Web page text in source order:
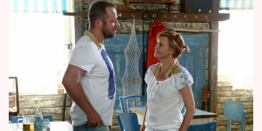
Horoskopy
Sledujte prima+